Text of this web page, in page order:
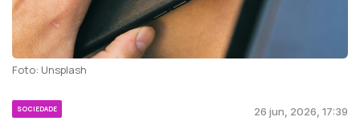
Foto: Unsplash
SOCIEDADE 26 jun, 2026, 17:39